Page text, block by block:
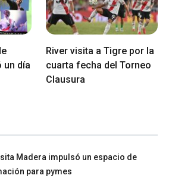
un día
River visita a Tigre por la
cuarta fecha del Torneo
Clausura
Madera impulsó un espacio de
para pymes